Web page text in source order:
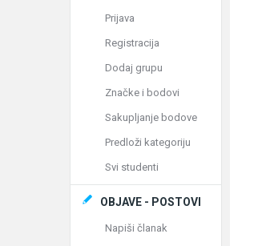
Prijava
Registracija
Dodaj grupu
Značke i bodovi
Sakupljanje bodove
Predloži kategoriju
Svi studenti
OBJAVE - POSTOVI
Napiši članak